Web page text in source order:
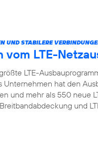
UND STABILERE
LTE-
LTE-
hat den
und mehr als 550 neue
und